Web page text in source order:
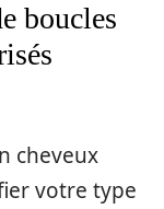
boucles
cheveux
votre type